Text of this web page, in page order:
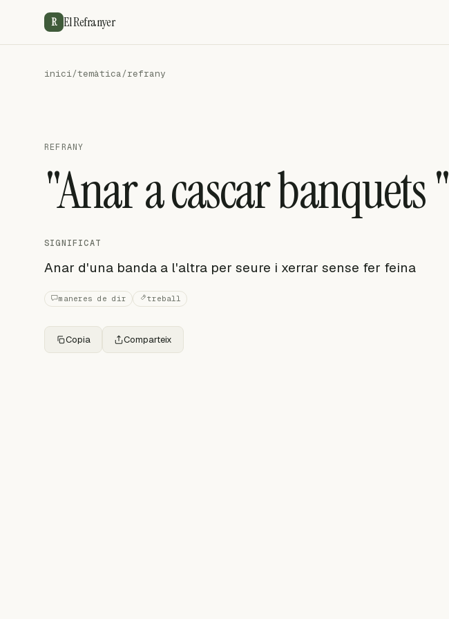
R El Refranyer
inici/temàtica/refrany
REFRANY
"Anar a cascar banquets "
SIGNIFICAT
Anar d'una banda a l'altra per seure i xerrar sense fer feina
maneres de dir treball
Copia Comparteix